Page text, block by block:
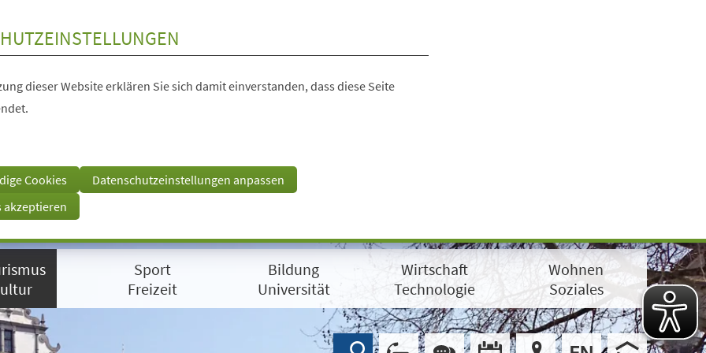
dieser Website erklären Sie sich damit einverstanden, dass diese Seite
Cookies
Datenschutzeinstellungen anpassen
akzeptieren
Sport
Freizeit
Bildung
Universität
Wirtschaft
Technologie
Wohnen
Soziales